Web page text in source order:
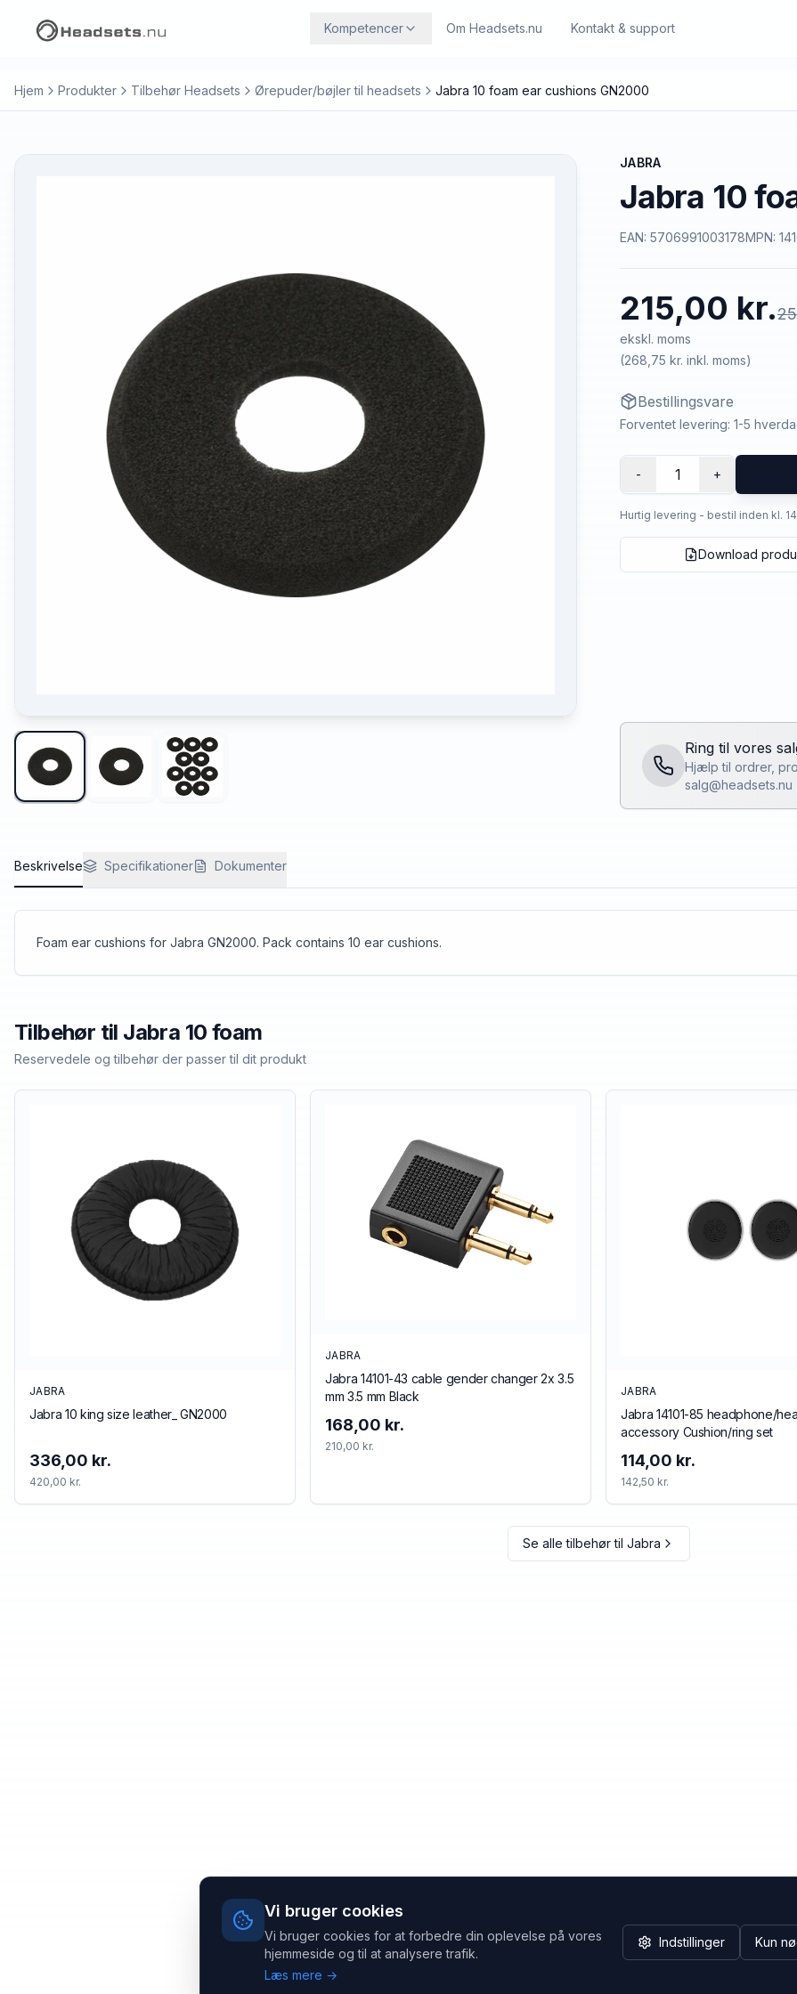
Vi bruger cookies
Vi bruger cookies for at forbedre din oplevelse på vores
hjemmeside og til at analysere trafik.
Læs mere →
Indstillinger Kun
Kompetencer Om Headsets.nu Kontakt & support
Hjem Produkter Tilbehør Headsets Ørepuder/bøjler til headsets Jabra 10 foam ear cushions GN2000
JABRA
Jabra 10
EAN: 5706991003178MPN:
215,00 kr.
ekskl. moms
(268,75 kr. inkl. moms)
Bestillingsvare
Forventet levering: 1-5
- 1 +
Hurtig levering - bestil inden kl.
Download
Ring til vores
Hjælp til ordrer,
salg@headsets.nu
Beskrivelse Specifikationer Dokumenter
Foam ear cushions for Jabra GN2000. Pack contains 10 ear cushions.
Tilbehør til Jabra 10 foam
Reservedele og tilbehør der passer til dit produkt
JABRA
Jabra 10 king size leather_ GN2000
336,00 kr.
420,00 kr.
JABRA
Jabra 14101-43 cable gender changer 2x 3.5
mm 3.5 mm Black
168,00 kr.
210,00 kr.
JABRA
Jabra 14101-85 headphone/
accessory Cushion/ring set
114,00 kr.
142,50 kr.
Se alle tilbehør til Jabra